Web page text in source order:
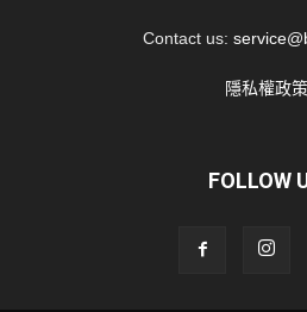
Contact us:
隱私權政策
FOLLOW